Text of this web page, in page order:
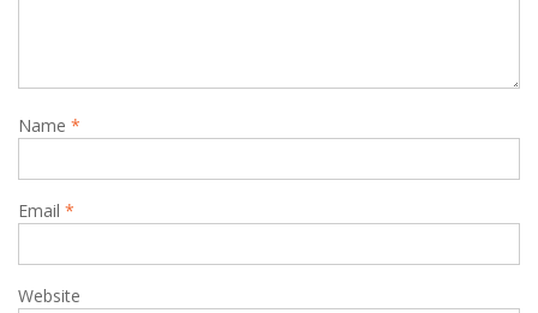
Name *
Email *
Website